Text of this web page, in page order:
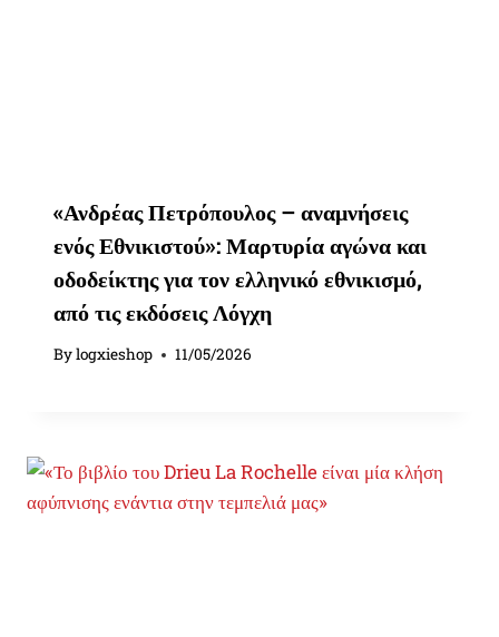
«Ανδρέας Πετρόπουλος – αναμνήσεις
ενός Εθνικιστού»: Μαρτυρία αγώνα και
οδοδείκτης για τον ελληνικό εθνικισμό,
από τις εκδόσεις Λόγχη
Bylogxieshop 11/05/2026